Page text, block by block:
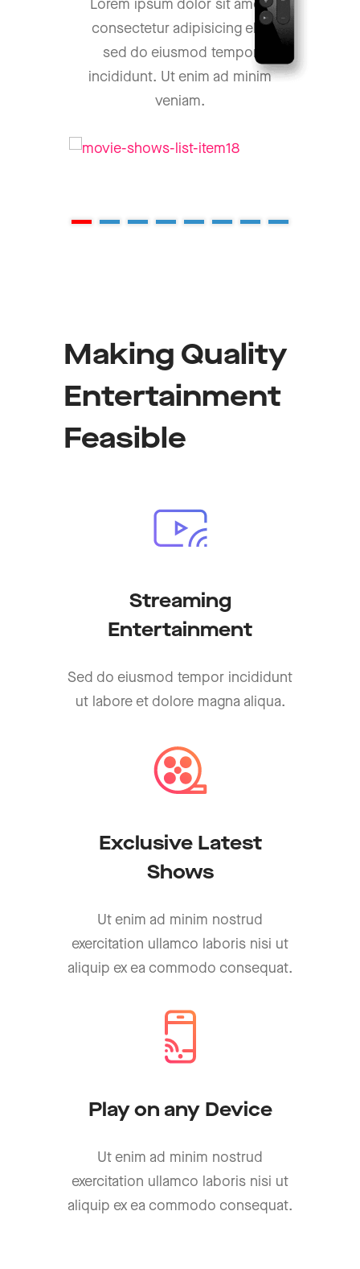
Lorem ipsum dolor sit amet,
consectetur adipisicing elit,
sed do eiusmod tempor
incididunt. Ut enim ad minim
veniam.
Making Quality
Entertainment
Feasible
Streaming
Entertainment
Sed do eiusmod tempor incididunt
ut labore et dolore magna aliqua.
Exclusive Latest
Shows
Ut enim ad minim nostrud
exercitation ullamco laboris nisi ut
aliquip ex ea commodo consequat.
Play on any Device
Ut enim ad minim nostrud
exercitation ullamco laboris nisi ut
aliquip ex ea commodo consequat.